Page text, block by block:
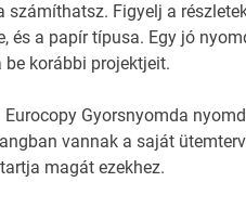
Figyelj a
és a papír típusa. Egy jó
korábbi projektjeit.
Gyorsnyomda
vannak a saját
magát ezekhez.